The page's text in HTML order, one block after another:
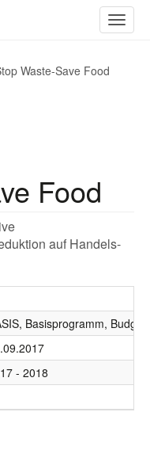
ein-/
Waste-Save Food
Food
auf Handels-
Basisprogramm,
- 2018